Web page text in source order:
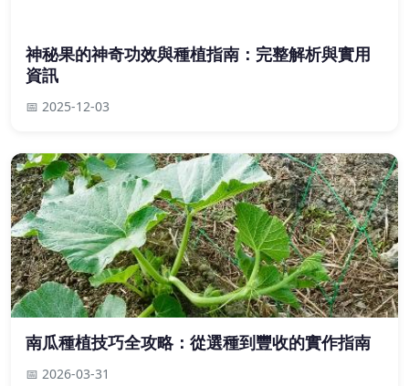
神秘果的神奇功效與種植指南：完整解析與實用
資訊
📅 2025-12-03
南瓜種植技巧全攻略：從選種到豐收的實作指南
📅 2026-03-31